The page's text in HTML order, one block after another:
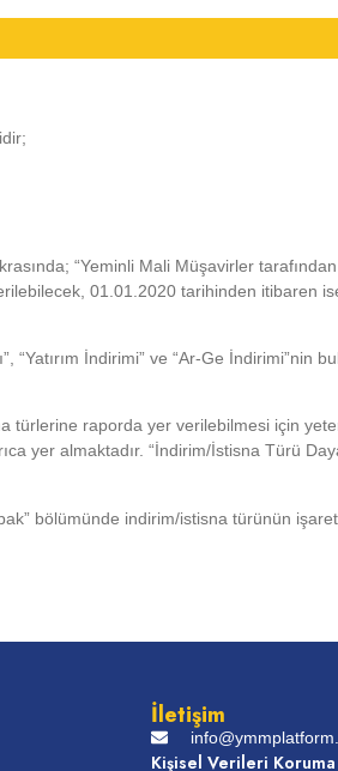
“Yeminli Mali Müşavirler
01.01.2020 tarihinden itibaren
İndirimi” ve “Ar-Ge İndirimi”nin
türlerine raporda yer verilebilmesi için
yer almaktadır. “İndirim/İstisna Türü
bölümünde indirim/istisna türünün
İletişim
Kişisel Verileri Koruma